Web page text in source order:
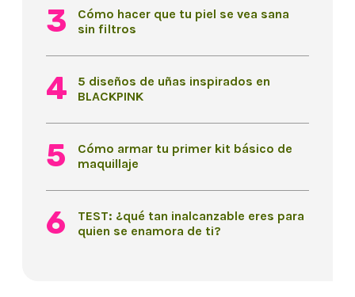
Cómo hacer que tu piel se vea sana
sin filtros
5 diseños de uñas inspirados en
BLACKPINK
Cómo armar tu primer kit básico de
maquillaje
TEST: ¿qué tan inalcanzable eres para
quien se enamora de ti?